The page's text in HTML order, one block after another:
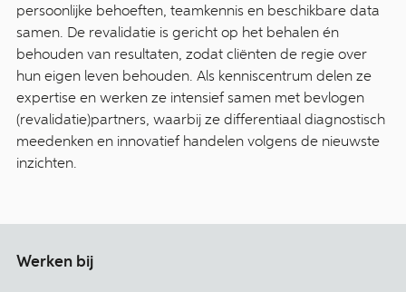
persoonlijke behoeften, teamkennis en beschikbare data
samen. De revalidatie is gericht op het behalen én
behouden van resultaten, zodat cliënten de regie over
hun eigen leven behouden. Als kenniscentrum delen ze
expertise en werken ze intensief samen met bevlogen
(revalidatie)partners, waarbij ze differentiaal diagnostisch
meedenken en innovatief handelen volgens de nieuwste
inzichten.
Werken bij